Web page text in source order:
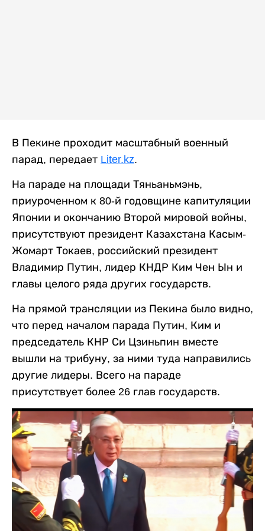
В Пекине проходит масштабный военный
парад, передает Liter.kz.
На параде на площади Тяньаньмэнь,
приуроченном к 80-й годовщине капитуляции
Японии и окончанию Второй мировой войны,
присутствуют президент Казахстана Касым-
Жомарт Токаев, российский президент
Владимир Путин, лидер КНДР Ким Чен Ын и
главы целого ряда других государств.
На прямой трансляции из Пекина было видно,
что перед началом парада Путин, Ким и
председатель КНР Си Цзиньпин вместе
вышли на трибуну, за ними туда направились
другие лидеры. Всего на параде
присутствует более 26 глав государств.